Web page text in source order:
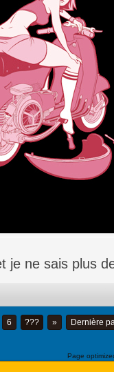
je ne sais plus
6 ??? » Dernière
Page